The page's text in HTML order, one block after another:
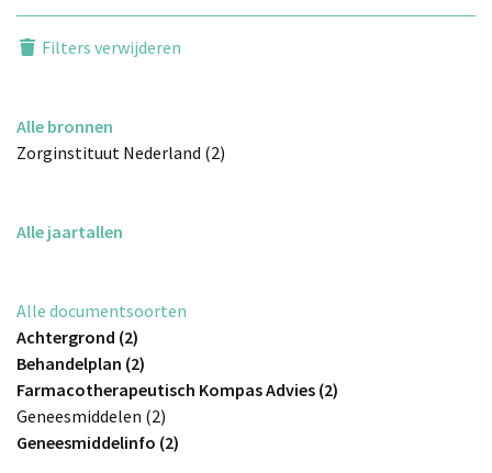
Filters verwijderen
Alle bronnen
Zorginstituut Nederland (2)
Alle jaartallen
Alle documentsoorten
Achtergrond (2)
Behandelplan (2)
Farmacotherapeutisch Kompas Advies (2)
Geneesmiddelen (2)
Geneesmiddelinfo (2)